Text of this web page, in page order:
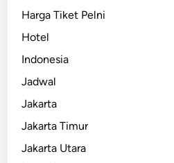
Harga Tiket Pelni
Hotel
Indonesia
Jadwal
Jakarta
Jakarta Timur
Jakarta Utara